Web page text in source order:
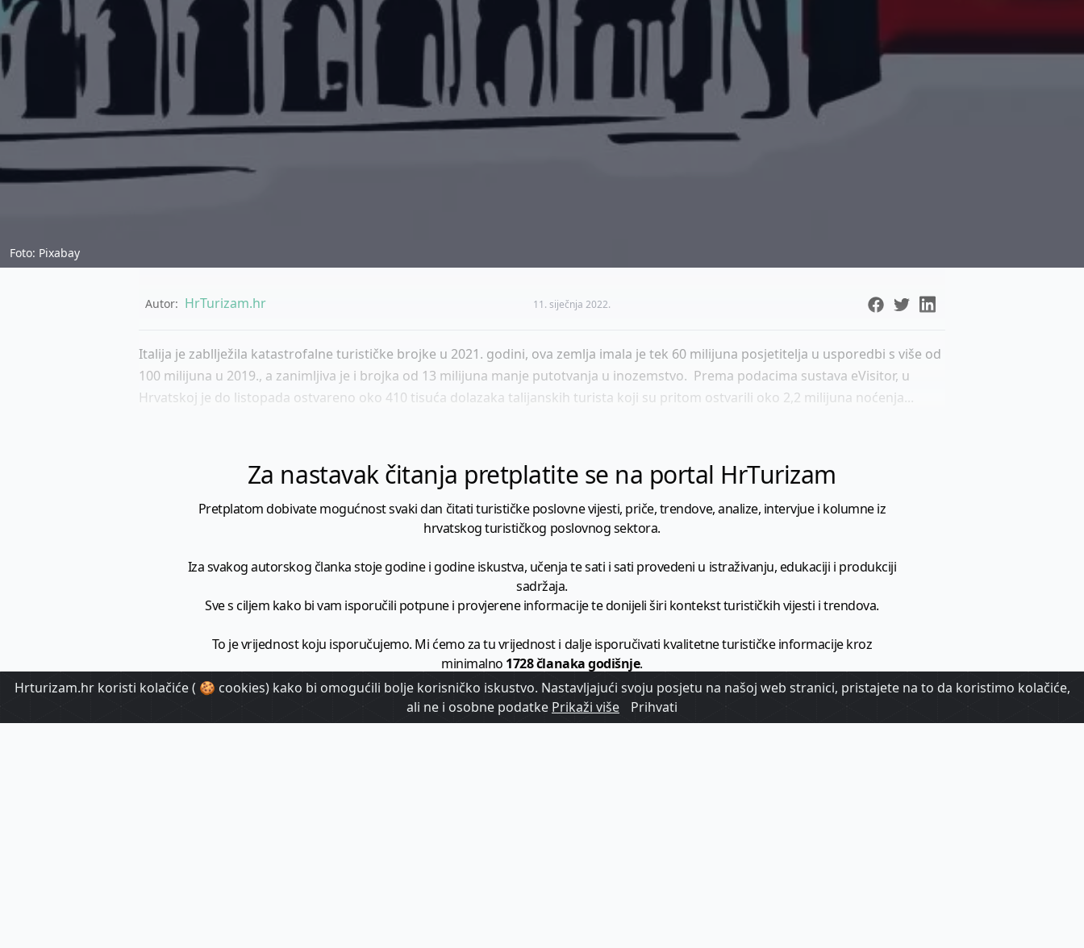
Foto: Pixabay
Autor: HrTurizam.hr 11. siječnja 2022.
Italija je zabllježila katastrofalne turističke brojke u 2021. godini, ova zemlja imala je tek 60 milijuna posjetitelja u usporedbi s više od
100 milijuna u 2019., a zanimljiva je i brojka od 13 milijuna manje putotvanja u inozemstvo. Prema podacima sustava eVisitor, u
Hrvatskoj je do listopada ostvareno oko 410 tisuća dolazaka talijanskih turista koji su pritom ostvarili oko 2,2 milijuna noćenja...
Za nastavak čitanja pretplatite se na portal HrTurizam
Pretplatom dobivate mogućnost svaki dan čitati turističke poslovne vijesti, priče, trendove, analize, intervjue i kolumne iz
hrvatskog turističkog poslovnog sektora.
Iza svakog autorskog članka stoje godine i godine iskustva, učenja te sati i sati provedeni u istraživanju, edukaciji i produkciji
sadržaja.
Sve s ciljem kako bi vam isporučili potpune i provjerene informacije te donijeli širi kontekst turističkih vijesti i trendova.
To je vrijednost koju isporučujemo. Mi ćemo za tu vrijednost i dalje isporučivati kvalitetne turističke informacije kroz
minimalno 1728 članaka godišnje.
HrTurizam - vaš izvor informacija iz poslovnog svijeta hrvatskog turizma.
Hrturizam.hr koristi kolačiće ( 🍪 cookies) kako bi omogućili bolje korisničko iskustvo. Nastavljajući svoju posjetu na našoj web stranici, pristajete na to da koristimo kolačiće,
ali ne i osobne podatke Prikaži više Prihvati